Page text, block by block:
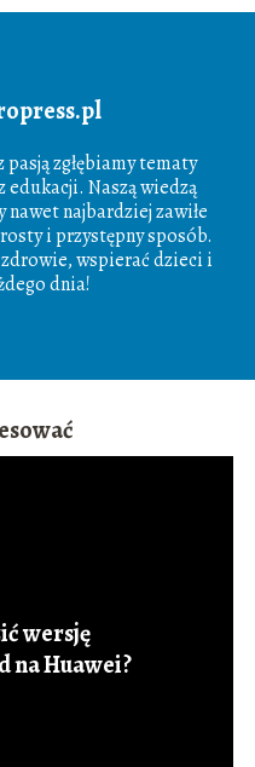
zgłębiamy tematy
Naszą wiedzą
najbardziej zawiłe
i przystępny sposób.
wspierać dzieci i
dnia!
wersję
na Huawei?